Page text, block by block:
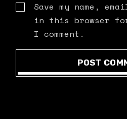
Save my name,
in this browser
I comment.
POST